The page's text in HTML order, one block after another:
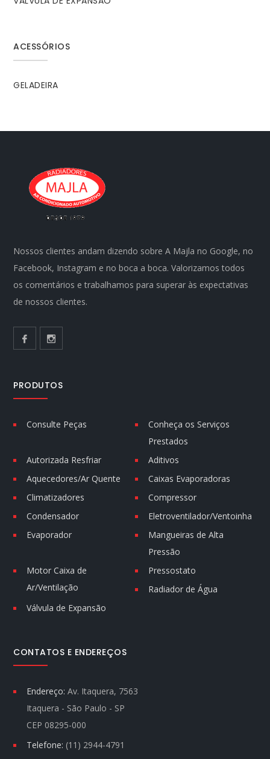
ACESSÓRIOS
GELADEIRA
Nossos clientes andam dizendo sobre A Majla no Google, no
Facebook, Instagram e no boca a boca. Valorizamos todos
os comentários e trabalhamos para superar às expectativas
de nossos clientes.
PRODUTOS
Consulte Peças
Conheça os Serviços
Prestados
Autorizada Resfriar
Aditivos
Aquecedores/Ar Quente
Caixas Evaporadoras
Climatizadores
Compressor
Condensador
Eletroventilador/Ventoinha
Evaporador
Mangueiras de Alta
Pressão
Motor Caixa de
Ar/Ventilação
Pressostato
Radiador de Água
Válvula de Expansão
CONTATOS E ENDEREÇOS
Endereço: Av. Itaquera, 7563
Itaquera - São Paulo - SP
CEP 08295-000
Telefone: (11) 2944-4791